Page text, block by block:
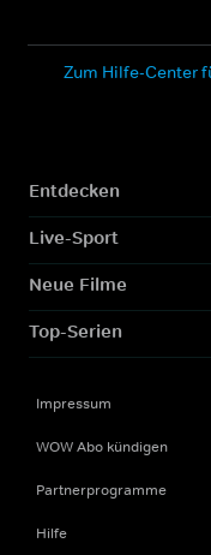
Zum Hilfe-Center
Entdecken
Live-Sport
Neue Filme
Top-Serien
Impressum
WOW Abo kündigen
Partnerprogramme
Hilfe